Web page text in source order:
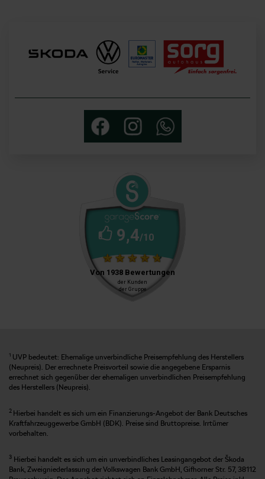
1 UVP bedeutet: Ehemalige unverbindliche Preisempfehlung des Herstellers
(Neupreis). Der errechnete Preisvorteil sowie die angegebene Ersparnis
errechnet sich gegenüber der ehemaligen unverbindlichen Preisempfehlung
des Herstellers (Neupreis).
2 Hierbei handelt es sich um ein Finanzierungs-Angebot der Bank Deutsches
Kraftfahrzeuggewerbe GmbH (BDK). Preise sind Bruttopreise. Irrtümer
vorbehalten.
3 Hierbei handelt es sich um ein unverbindliches Leasingangebot der Škoda
Bank, Zweigniederlassung der Volkswagen Bank GmbH, Gifhorner Str. 57, 38112